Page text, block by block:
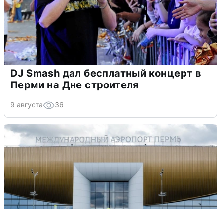
DJ Smash дал бесплатный концерт в
Перми на Дне строителя
9 августа 36